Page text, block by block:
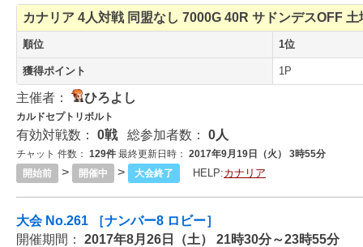
カナリア 4人対戦 同盟なし 7000G 40R サドンデスOFF 土
順位 1位
獲得ポイント 1P
主催者： ひろよし
カルドセプトリボルト
有効対戦数： 0戦総参加者数： 0人
チャット 件数： 129件 最終更新日時： 2017年9月19日（火） 3時55分
開始前
> 開催中 > 大会終了 HELP:カナリア
大会 No.261 ［ナンバー8 ロビー］
開催期間： 2017年8月26日（土） 21時30分～23時55分